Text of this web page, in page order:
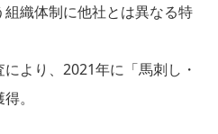
織体制に他社とは異なる特
より、2021年に「馬刺し・
。